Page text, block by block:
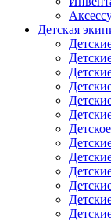
Детская